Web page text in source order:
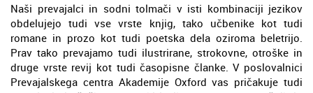
Naši prevajalci in sodni tolmači v isti kombinaciji jezikov
obdelujejo tudi vse vrste knjig, tako učbenike kot tudi
romane in prozo kot tudi poetska dela oziroma beletrijo.
Prav tako prevajamo tudi ilustrirane, strokovne, otroške in
druge vrste revij kot tudi časopisne članke. V poslovalnici
Prevajalskega centra Akademije Oxford vas pričakuje tudi